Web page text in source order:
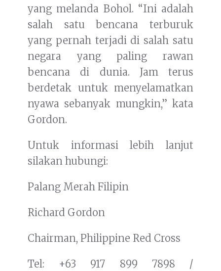
yang melanda Bohol. “Ini adalah
salah satu bencana terburuk
yang pernah terjadi di salah satu
negara yang paling rawan
bencana di dunia. Jam terus
berdetak untuk menyelamatkan
nyawa sebanyak mungkin,” kata
Gordon.
Untuk informasi lebih lanjut
silakan hubungi:
Palang Merah Filipin
Richard Gordon
Chairman, Philippine Red Cross
Tel: +63 917 899 7898 /